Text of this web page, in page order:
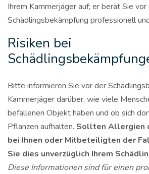
Ihrem Kammerjäger auf; er berät Sie vor
Schädlingsbekämpfung professionell
Risiken bei
Bitte informieren Sie vor der
Kammerjäger darüber, wie viele
befallenen Objekt haben und ob sich
Pflanzen aufhalten. Sollten Allergien
bei Ihnen oder Mitbeteiligten der
Sie dies unverzüglich Ihrem
Diese Informationen sind für einen